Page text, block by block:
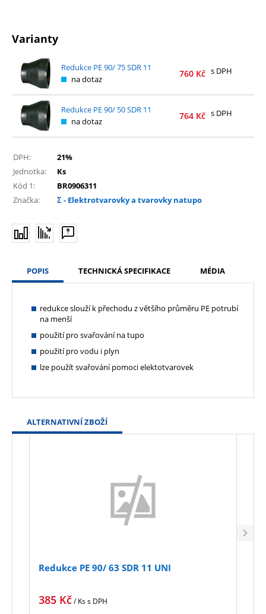
Varianty
Redukce PE 90/ 75 SDR 11
na dotaz
760 Kč s DPH
Redukce PE 90/ 50 SDR 11
na dotaz
764 Kč s DPH
DPH:
21%
Jednotka:
Ks
Kód 1:
BR0906311
Značka:
Σ - Elektrotvarovky a tvarovky natupo
POPIS TECHNICKÁ SPECIFIKACE MÉDIA
redukce slouží k přechodu z většího průměru PE potrubí
na menší
použití pro svařování na tupo
použití pro vodu i plyn
lze použít svařování pomoci elektotvarovek
ALTERNATIVNÍ ZBOŽÍ
Redukce PE 90/ 63 SDR 11 UNI
385 Kč/ Kss DPH